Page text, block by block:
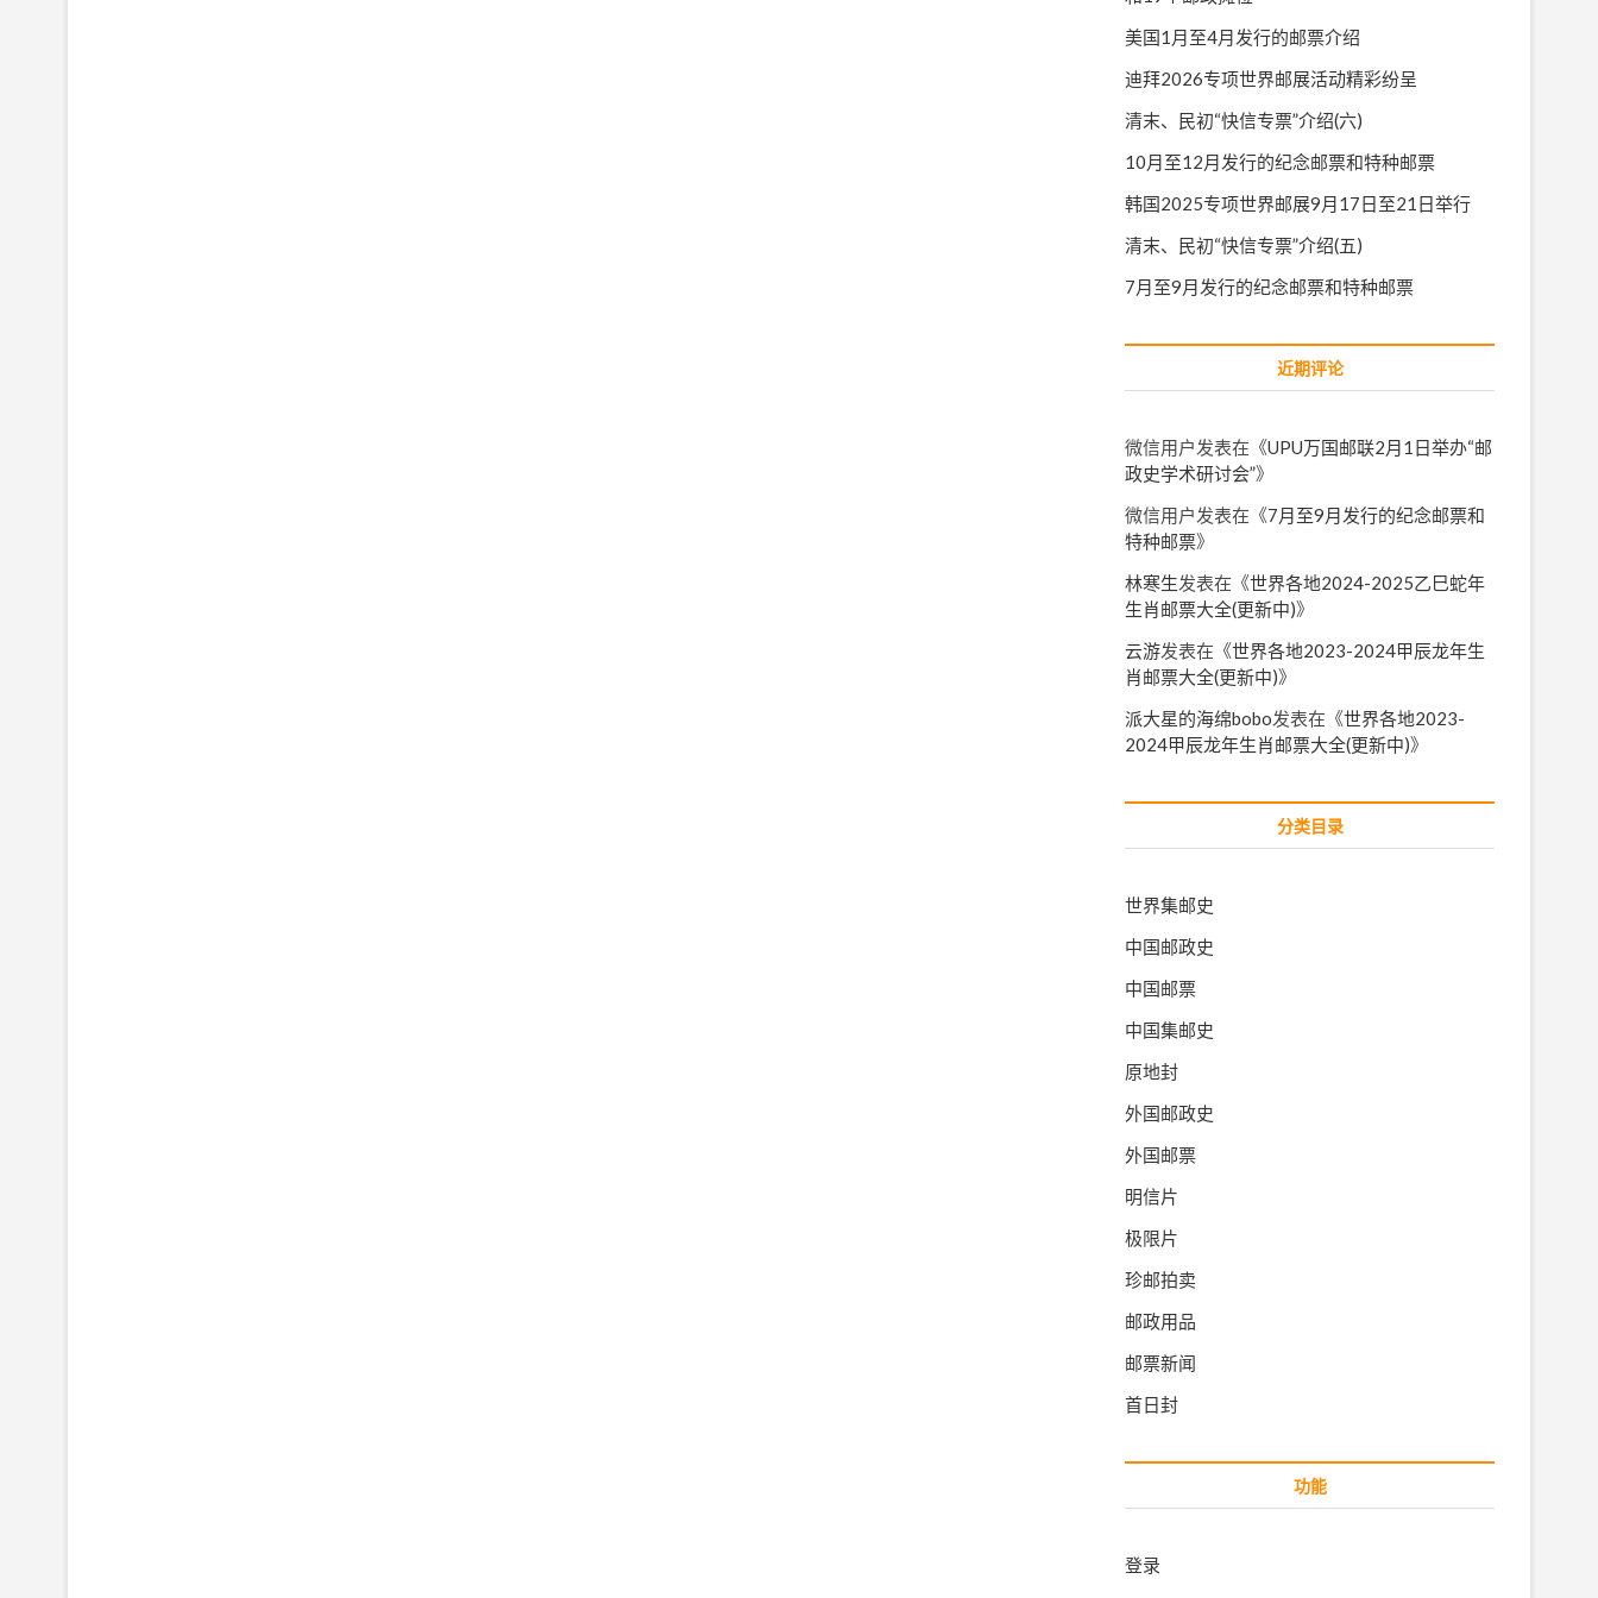
美国1月至4月发行的邮票介绍
迪拜2026专项世界邮展活动精彩纷呈
清末、民初“快信专票”介绍(六)
10月至12月发行的纪念邮票和特种邮票
韩国2025专项世界邮展9月17日至21日举行
清末、民初“快信专票”介绍(五)
7月至9月发行的纪念邮票和特种邮票
近期评论
微信用户 发表在《UPU万国邮联2月1日举办“邮
政史学术研讨会”》
微信用户 发表在《7月至9月发行的纪念邮票和
特种邮票》
林寒生发表在《世界各地2024-2025乙巳蛇年
生肖邮票大全(更新中)》
云游发表在《世界各地2023-2024甲辰龙年生
肖邮票大全(更新中)》
派大星的海绵bobo发表在《世界各地2023-
2024甲辰龙年生肖邮票大全(更新中)》
分类目录
世界集邮史
中国邮政史
中国邮票
中国集邮史
原地封
外国邮政史
外国邮票
明信片
极限片
珍邮拍卖
邮政用品
邮票新闻
首日封
功能
登录